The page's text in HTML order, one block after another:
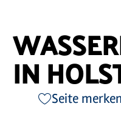
IN
Seite merken